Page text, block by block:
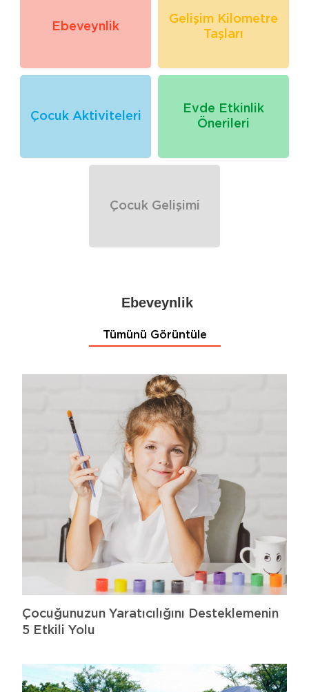
Ebeveynlik
Gelişim Kilometre
Taşları
Çocuk Aktiviteleri
Evde Etkinlik
Önerileri
Çocuk Gelişimi
Ebeveynlik
Tümünü Görüntüle
Çocuğunuzun Yaratıcılığını Desteklemenin
5 Etkili Yolu